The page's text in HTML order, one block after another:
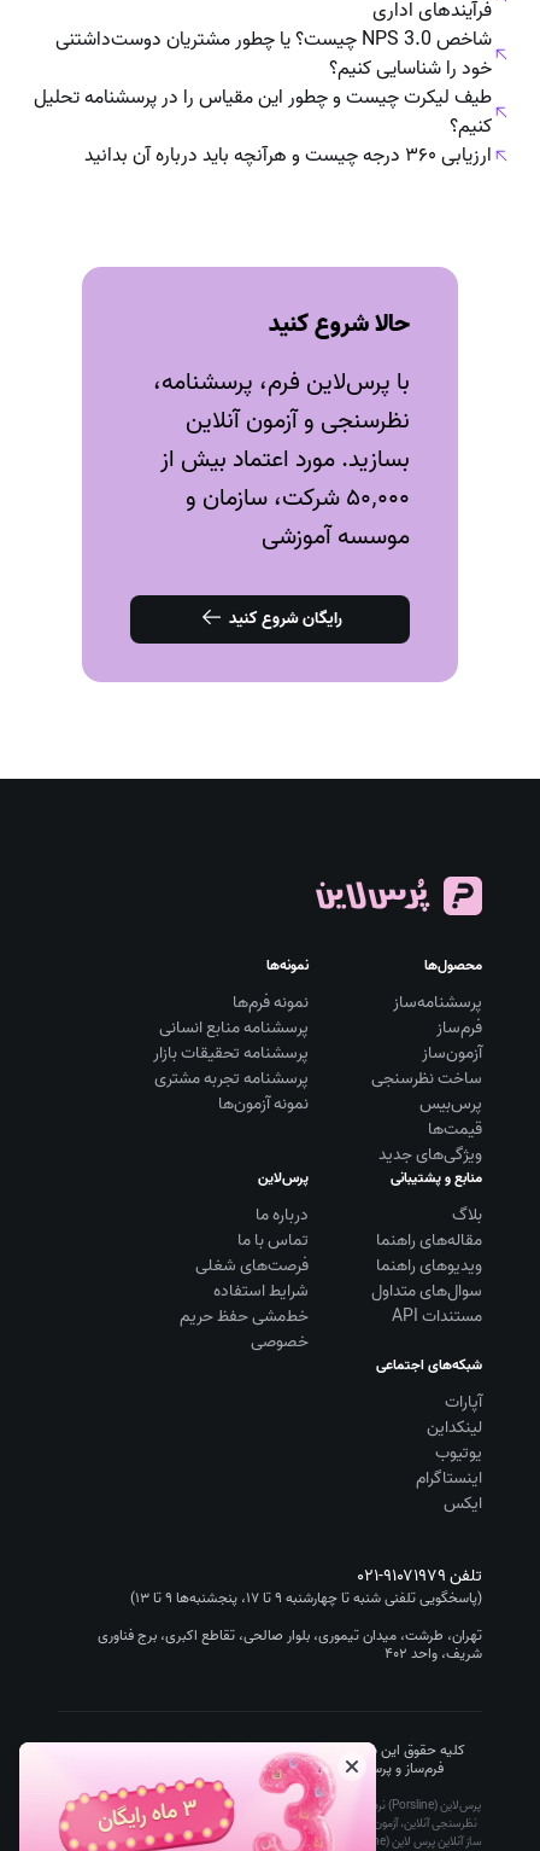
فرآیندهای اداری
شاخص NPS 3.0 چیست؟ یا چطور مشتریان دوست‌داشتنی
خود را شناسایی کنیم؟
طیف لیکرت چیست و چطور این مقیاس را در پرسشنامه تحلیل
کنیم؟
ارزیابی ۳۶۰ درجه چیست و هرآنچه باید درباره‌ آن بدانید
حالا شروع کنید
با پرس‌لاین فرم، پرسشنامه،
نظرسنجی و آزمون‌ آنلاین
بسازید. مورد اعتماد بیش از
۵۰٬۰۰۰ شرکت، سازمان و
موسسه آموزشی
رایگان شروع کنید
محصول‌ها
پرسشنامه‌ساز
فرم‌ساز
آزمون‌ساز
ساخت نظرسنجی
پرس‌بیس
قیمت‌ها
ویژگی‌های جدید
نمونه‌ها
نمونه فرم‌ها
پرسشنامه منابع انسانی
پرسشنامه تحقیقات بازار
پرسشنامه تجربه مشتری
نمونه آزمون‌ها
منابع و پشتیبانی
بلاگ
مقاله‌های راهنما
ویديوهای راهنما
سوال‌های متداول
مستندات API
پرس‌لاین
درباره ما
تماس با ما
فرصت‌های شغلی
شرایط استفاده
خط‌مشی حفظ حریم
خصوصی
شبکه‌های اجتماعی
آپارات
لینکداین
یوتیوب
اینستاگرام
ایکس
تلفن۰۲۱-۹۱۰۷۱۹۷۹
(پاسخگویی تلفنی شنبه تا چهارشنبه ۹ تا ۱۷، پنجشنبه‌ها ۹ تا ۱۳)
تهران، طرشت، میدان تیموری، بلوار صالحی، تقاطع اکبری، برج فناوری
شریف، واحد ۴۰۲
کلیه حقوق این سایت متعلق به شرکت سیستم گستر چیستا (نرم افزار
فرم‌ساز و پرسشنامه‌ساز پرس‌لاین/Porsline) است.
پرس‌لاین (Porsline) نرم افزار فرم ساز آنلاین رایگان تحت وب است که ساخت پرسشنامه آنلاین،
نظرسنجی آنلاین، آزمون آنلاین و فرم آنلاین را برای کاربران ساده، سریع و ارزان کرده است. آزمون
ساز آنلاین پرس لاین (porsline) توسط معلمان، دانشگاه ها و مدارس، پرسشنامه ساز و فرم ساز